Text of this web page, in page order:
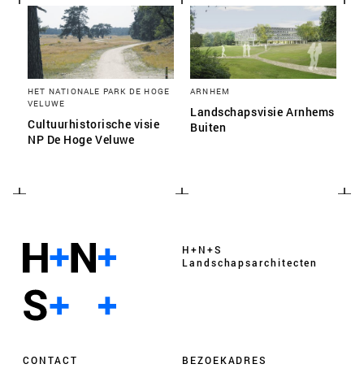
HET NATIONALE PARK DE HOGE
VELUWE
Cultuurhistorische visie
NP De Hoge Veluwe
ARNHEM
Landschapsvisie Arnhems
Buiten
H+N+S
Landschaps­architecten
CONTACT BEZOEKADRES